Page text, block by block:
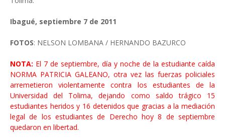
Ibagué, septiembre 7 de 2011
FOTOS: NELSON LOMBANA / HERNANDO BAZURCO
NOTA: El 7 de septiembre, día y noche de la estudiante caída
NORMA PATRICIA GALEANO, otra vez las fuerzas policiales
arremetieron violentamente contra los estudiantes de la
Universidad del Tolima, dejando como saldo trágico 15
estudiantes heridos y 16 detenidos que gracias a la mediación
legal de los estudiantes de Derecho hoy 8 de septiembre
quedaron en libertad.